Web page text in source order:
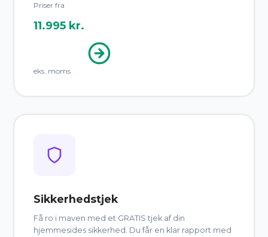
Priser fra
11.995 kr.
eks. moms
Sikkerhedstjek
Få ro i maven med et GRATIS tjek af din
hjemmesides sikkerhed. Du får en klar rapport med